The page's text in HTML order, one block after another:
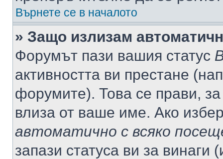
Върнете се в началото
» Защо излизам
Форумът пази вашия статус
активността ви престане
форумите). Това се прави,
влиза от ваше име. Ако
автоматично с всяко
запази статуса ви за винаги